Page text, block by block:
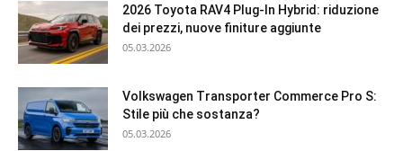
2026 Toyota RAV4 Plug-In Hybrid: riduzione
dei prezzi, nuove finiture aggiunte
05.03.2026
Volkswagen Transporter Commerce Pro S:
Stile più che sostanza?
05.03.2026